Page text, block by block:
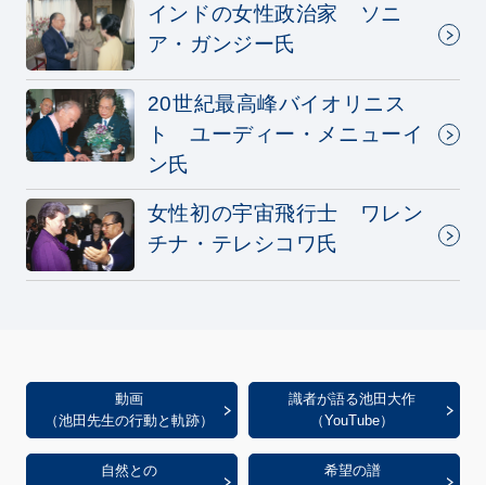
インドの女性政治家 ソニ
ア・ガンジー氏
20世紀最高峰バイオリニス
ト ユーディー・メニューイ
ン氏
女性初の宇宙飛行士 ワレン
チナ・テレシコワ氏
動画
（池田先生の行動と軌跡）
識者が語る池田大作
（YouTube）
自然との
希望の譜